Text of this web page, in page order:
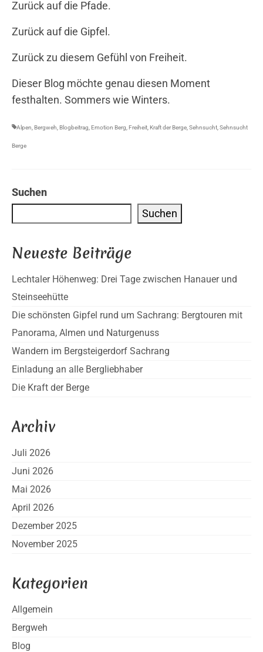
Zurück auf die Pfade.
Zurück auf die Gipfel.
Zurück zu diesem Gefühl von Freiheit.
Dieser Blog möchte genau diesen Moment
festhalten. Sommers wie Winters.
Alpen Bergweh Blogbeitrag Emotion Berg Freiheit Kraft der Berge Sehnsucht Sehnsucht
Berge
Suchen
Suchen
Neueste Beiträge
Lechtaler Höhenweg: Drei Tage zwischen Hanauer und
Steinseehütte
Die schönsten Gipfel rund um Sachrang: Bergtouren mit
Panorama, Almen und Naturgenuss
Wandern im Bergsteigerdorf Sachrang
Einladung an alle Bergliebhaber
Die Kraft der Berge
Archiv
Juli 2026
Juni 2026
Mai 2026
April 2026
Dezember 2025
November 2025
Kategorien
Allgemein
Bergweh
Blog